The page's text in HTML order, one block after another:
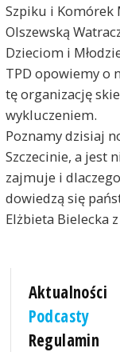
Szpiku i Komórek
Olszewską
Dzieciom i
TPD opowiemy o
tę organizację
wykluczeniem.
Poznamy dzisiaj
Szczecinie, a jest
zajmuje i
dowiedzą się
Elżbieta Bielecka
Aktualności
Podcasty
Regulamin